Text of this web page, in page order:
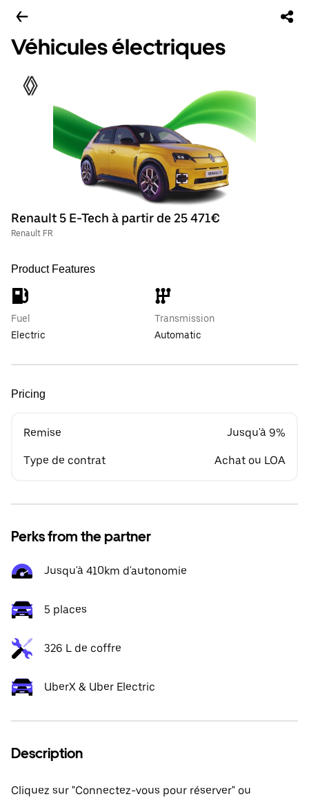
Véhicules électriques
Renault 5 E-Tech à partir de 25 471€
Renault FR
Product Features
Fuel
Electric
Transmission
Automatic
Pricing
Remise Jusqu'à 9%
Type de contrat Achat ou LOA
Perks from the partner
Jusqu'à 410km d'autonomie
5 places
326 L de coffre
UberX & Uber Electric
Description
Cliquez sur "Connectez-vous pour réserver" ou